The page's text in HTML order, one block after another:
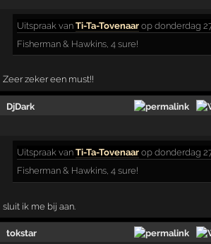
Uitspraak vanTi-Ta-Tovenaar op donderdag
Fisherman & Hawkins, 4 sure!
Zeer zeker een must!!
DjDark
Uitspraak vanTi-Ta-Tovenaar op donderdag
Fisherman & Hawkins, 4 sure!
sluit ik me bij aan.
tokstar